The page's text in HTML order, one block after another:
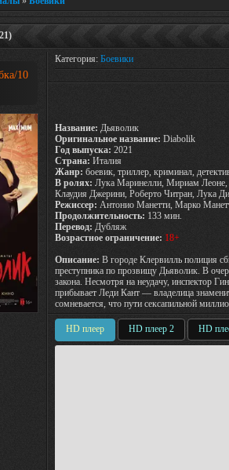
/10
Категория: Боевики
Название: Дьяволик
Оригинальное название: Diabolik
Год выпуска: 2021
Страна: Италия
Жанр: боевик, триллер, криминал,
В ролях: Лука Маринелли, Мириам Леоне,
Клаудия Джерини, Роберто Читран, Лука
Режиссер: Антонио Манетти, Марко
Продолжительность: 133 мин.
Перевод: Дубляж
Возрастное ограничение: 18+
Описание: В городе Клервилль полиция
преступника по прозвищу Дьяволик. В
закона. Несмотря на неудачу, инспектор
прибывает Леди Кант — владелица
сомневается, что пути сексапильной
HD плеер HD плеер 2 HD